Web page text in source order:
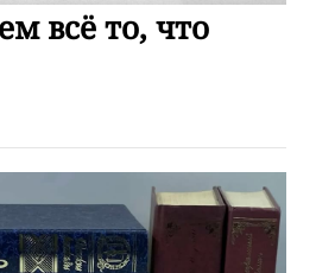
всё то, что